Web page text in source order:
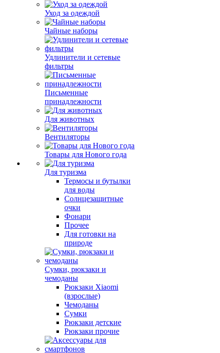
Уход за одеждой
Чайные наборы
Удлинители и сетевые
фильтры
Письменные
принадлежности
Для животных
Вентиляторы
Товары для Нового года
Для туризма
Термосы и бутылки
для воды
Солнцезащитные
очки
Фонари
Прочее
Для готовки на
природе
Сумки, рюкзаки и
чемоданы
Рюкзаки Xiaomi
(взрослые)
Чемоданы
Сумки
Рюкзаки детские
Рюкзаки прочие